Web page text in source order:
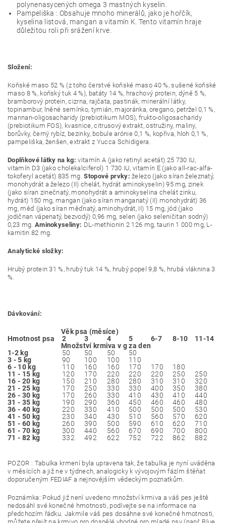
polynenasycených omega 3 mastných kyselin.
Pampeliška : Obsahuje mnoho minerálů, jako je hořčík,
kyselina listová, mangan a vitamín K. Tento vitamín hraje
důležitou roli při srážení krve.
Složení:
Koňské maso 52 % (z toho čerstvé koňské maso 40 %, sušené koňské
maso 8 %, koňský tuk 4 %), batáty 14 %, hrachový protein, dýně 5 %,
bramborový protein, cizrna, rajčata, pastinák, minerální látky,
topinambur, lněné semínko, tymián, majoránka, oregano, petržel 0,1 %,
mannan-oligosacharidy (prebiotikum MOS), frukto-oligosacharidy
(prebiotikum FOS), kvasnice, citrusový extrakt, ostružiny, maliny,
borůvky, černý rybíz, bezinky, bobule arónie 0,1 %, kopřiva, hloh 0,1 %,
pampeliška, ženšen, extrakt z Yucca Schidigera.
Doplňkové látky na kg: vitamín A (jako retinyl acetát) 25 730 IU,
vitamín D3 (jako cholekalciferol) 1 730 IU, vitamín E (jako all-rac-alfa-
tokoferyl acetát) 835 mg. Stopové prvky: železo (jako síran železnatý,
monohydrát a železo (II) chelát, hydrát aminokyselin) 95 mg, zinek
(jako síran zinečnatý, monohydrát a aminokyselina chelát zinku,
hydrát) 150 mg, mangan (jako síran manganatý (II) monohydrát) 36
mg, měď (jako síran měďnatý, aminohydrát, II) 15 mg, jód (jako
jodičnan vápenatý, bezvodý) 0,96 mg, selen (jako seleničitan sodný)
0,23 mg. Aminokyseliny: DL-methionin 2 126 mg, taurin 1 000 mg, L-
karnitin 82 mg.
Analytické složky:
Hrubý protein 31 %, hrubý tuk 14 %, hrubý popel 9,8 %, hrubá vláknina 3
%.
Dávkování:
Hmotnost psa
Věk psa (měsíce)
2
3 4 5 6-7 8-10
11-14
Množství krmiva v g za den
1-2 kg
50 50 50
50
3 - 5 kg
90 100 100
110
6 - 10 kg
110 160 160 170 170
180
11 - 15 kg
120 170 220 220 220 250
250
16 - 20 kg
150 210 280 280 310 310
320
21 - 25 kg
170 250 330 330 400 350
380
26 - 30 kg
170 260 330 410 430 410
440
31 - 35 kg
190 290 360 450 460 460
480
36 - 40 kg
220 330 410 500 500 500
530
41 - 50 kg
230 340 430 510 560 570
620
51 - 60 kg
260 390 500 590 610 620
710
61 - 70 kg
300 440 560 670 690 700
800
71 - 82 kg
332 492 622 752 722 862 882
POZOR : Tabulka krmení byla upravena tak, že tabulka je nyní uváděna
v měsících a již ne v týdnech, analogicky k vývojovým fázím štěňat
doporučeným FEDIAF a nejnovějším vědeckým poznatkům.
Poznámka: Pokud již není uvedeno množství krmiva a váš pes ještě
nedosáhl své konečné hmotnosti, podívejte se na informace na
předchozím řádku. Jakmile váš pes dosáhne své konečné hmotnosti,